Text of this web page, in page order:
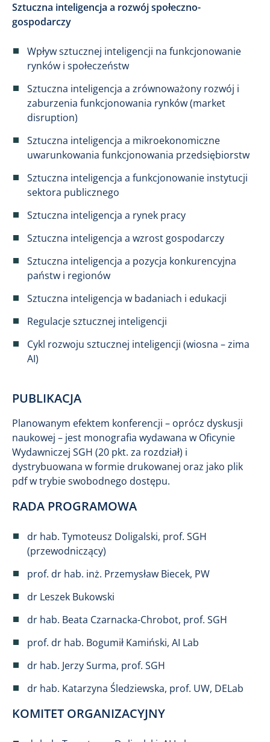
Sztuczna inteligencja a rozwój społeczno-
gospodarczy
Wpływ sztucznej inteligencji na funkcjonowanie
rynków i społeczeństw
Sztuczna inteligencja a zrównoważony rozwój i
zaburzenia funkcjonowania rynków (market
disruption)
Sztuczna inteligencja a mikroekonomiczne
uwarunkowania funkcjonowania przedsiębiorstw
Sztuczna inteligencja a funkcjonowanie instytucji
sektora publicznego
Sztuczna inteligencja a rynek pracy
Sztuczna inteligencja a wzrost gospodarczy
Sztuczna inteligencja a pozycja konkurencyjna
państw i regionów
Sztuczna inteligencja w badaniach i edukacji
Regulacje sztucznej inteligencji
Cykl rozwoju sztucznej inteligencji (wiosna – zima
AI)
PUBLIKACJA
Planowanym efektem konferencji – oprócz dyskusji
naukowej – jest monografia wydawana w Oficynie
Wydawniczej SGH (20 pkt. za rozdział) i
dystrybuowana w formie drukowanej oraz jako plik
pdf w trybie swobodnego dostępu.
RADA PROGRAMOWA
dr hab. Tymoteusz Doligalski, prof. SGH
(przewodniczący)
prof. dr hab. inż. Przemysław Biecek, PW
dr Leszek Bukowski
dr hab. Beata Czarnacka-Chrobot, prof. SGH
prof. dr hab. Bogumił Kamiński, AI Lab
dr hab. Jerzy Surma, prof. SGH
dr hab. Katarzyna Śledziewska, prof. UW, DELab
KOMITET ORGANIZACYJNY